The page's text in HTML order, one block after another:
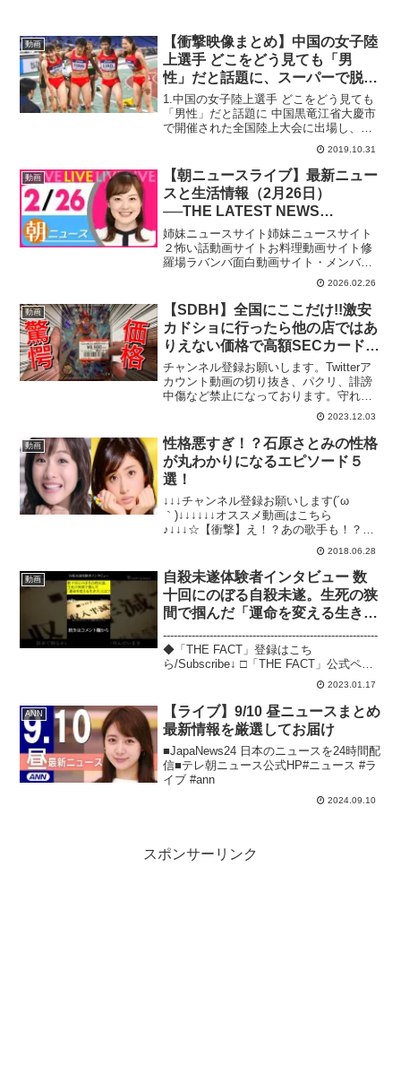
動画
【衝撃映像まとめ】中国の女子陸
上選手 どこをどう見ても「男
性」だと話題に、スーパーで脱糞
した男性 平然装い店を出る – ト
モニュース
1.中国の女子陸上選手 どこをどう見ても
「男性」だと話題に 中国黒竜江省大慶市
で開催された全国陸上大会に出場し、好
成績を残した2人の女子陸上選手、リャ
オ・モンシェー(廖孟雪)さんとトン・ツェ
ンファンさん(童曾歡)がどう見ても「男
性」にしか見...
2019.10.31
動画
【朝ニュースライブ】最新ニュー
スと生活情報（2月26日）
──THE LATEST NEWS
SUMMARY（日テレNEWS
LIVE）
姉妹ニュースサイト姉妹ニュースサイト
２怖い話動画サイトお料理動画サイト修
羅場ラバンバ面白動画サイト・メンバー
シップ「日テレNEWSクラブ」始まりま
した月額290円で所属歴に応じ色が変化し
ステータスアップしていくバッジ特典
や、ライブ配信のチャ...
2026.02.26
動画
【SDBH】全国にここだけ!!激安
カドショに行ったら他の店ではあ
りえない価格で高額SECカードが
売られていた【スーパードラゴン
ボールヒーローズ】
チャンネル登録お願いします。Twitterア
カウント動画の切り抜き、パクリ、誹謗
中傷など禁止になっております。守れな
い方は残念ですが、警察に被害届出しま
す。ビッグバンミッション最新情報ーー
ーーーーーーーーーー【SDBH】無
謀...MM1弾排...
2023.12.03
動画
性格悪すぎ！？石原さとみの性格
が丸わかりになるエピソード５
選！
↓↓↓チャンネル登録お願いします(´ω
｀)↓↓↓↓↓↓オススメ動画はこちら
♪↓↓↓☆【衝撃】え！？あの歌手も！？A●
女優に転身した芸能人まとめ！☆ヤバイ
事をして干された芸能人まとめ！☆【衝
撃】ベッド写真が流出した芸能人まと
め！☆【衝撃】元芸...
2018.06.28
動画
自殺未遂体験者インタビュー 数
十回にのぼる自殺未遂。生死の狭
間で掴んだ「運命を変える生き
------------------------------------------------------------
◆「THE FACT」登録はこち
ら/Subscribe↓ □「THE FACT」公式ペー
2023.01.17
ANN
【ライブ】9/10 昼ニュースまとめ
最新情報を厳選してお届け
■JapaNews24 日本のニュースを24時間配
信■テレ朝ニュース公式HP#ニュース #ラ
イブ #ann
2024.09.10
スポンサーリンク